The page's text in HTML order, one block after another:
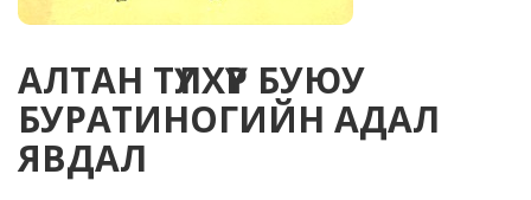
АЛТАН ТҮЛХҮҮР БУЮУ
БУРАТИНОГИЙН АДАЛ
ЯВДАЛ